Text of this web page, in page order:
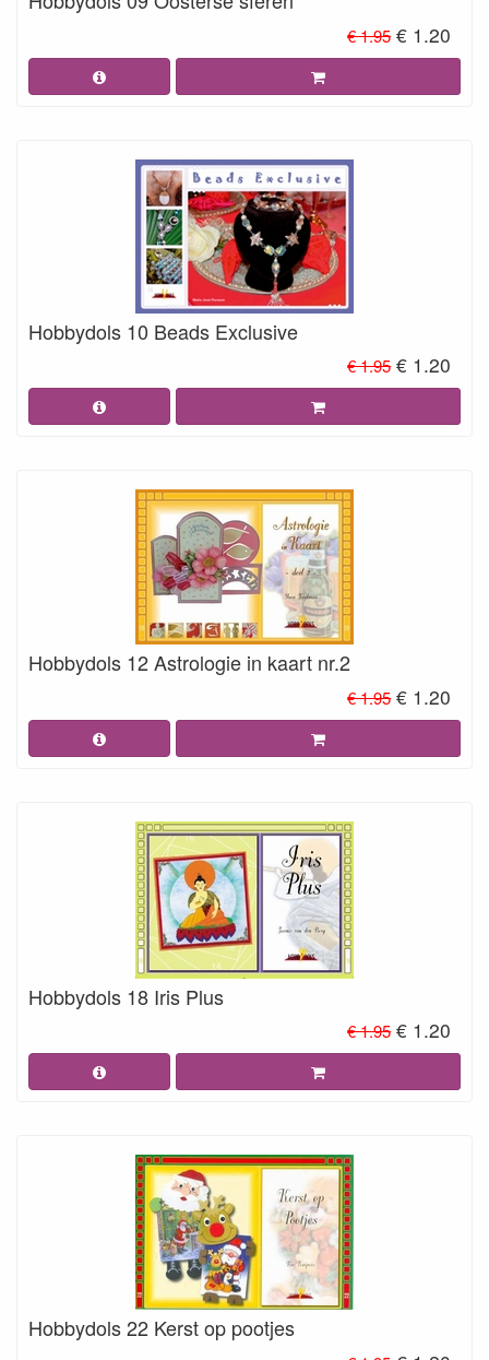
€ 1.95 € 1.20
Hobbydols 10 Beads Exclusive
€ 1.95 € 1.20
Hobbydols 12 Astrologie in kaart nr.2
€ 1.95 € 1.20
Hobbydols 18 Iris Plus
€ 1.95 € 1.20
Hobbydols 22 Kerst op pootjes